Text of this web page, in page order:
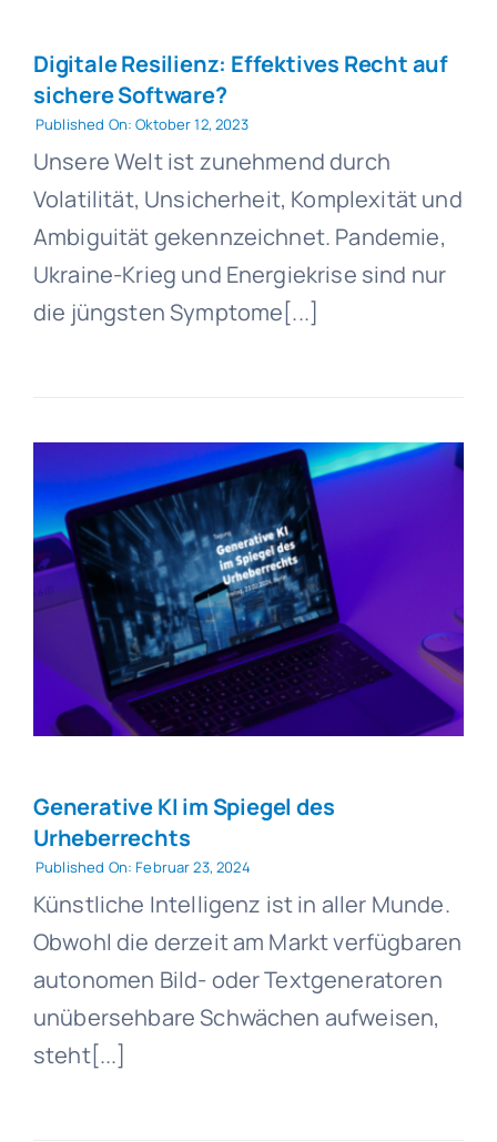
Digitale Resilienz: Effektives Recht auf
sichere Software?
Published On: Oktober 12, 2023
Unsere Welt ist zunehmend durch
Volatilität, Unsicherheit, Komplexität und
Ambiguität gekennzeichnet. Pandemie,
Ukraine-Krieg und Energiekrise sind nur
die jüngsten Symptome[...]
Generative KI im Spiegel des
Urheberrechts
Published On: Februar 23, 2024
Künstliche Intelligenz ist in aller Munde.
Obwohl die derzeit am Markt verfügbaren
autonomen Bild- oder Textgeneratoren
unübersehbare Schwächen aufweisen,
steht[...]